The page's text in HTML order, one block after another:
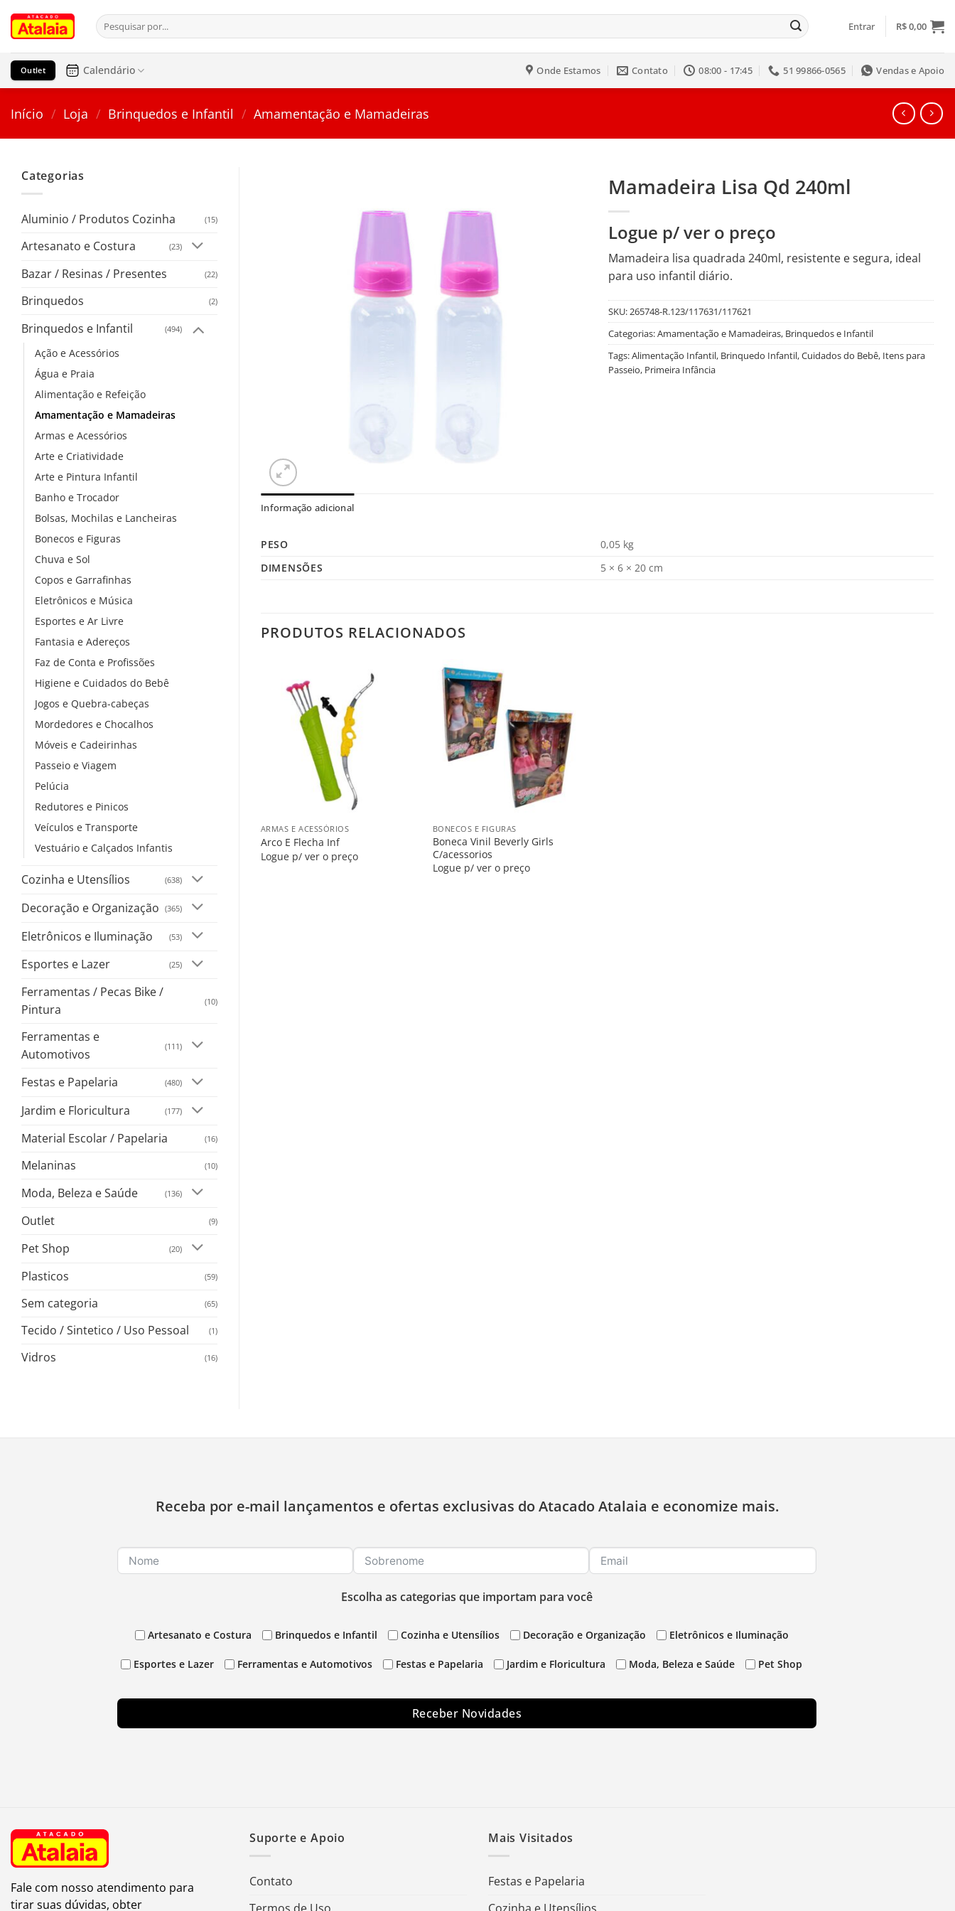
para
conteúdo
Pesquisar
por:
Entrar R$0,00
Outlet Calendário Onde Estamos Contato 08:00 - 17:45 51 99866-0565 Vendas e Apoio
Início / Loja / Brinquedos e Infantil / Amamentação e Mamadeiras
Categorias
Aluminio / Produtos Cozinha (15)
Artesanato e Costura (23)
Bazar / Resinas / Presentes (22)
Brinquedos (2)
Brinquedos e Infantil (494)
Ação e Acessórios
Água e Praia
Alimentação e Refeição
Amamentação e Mamadeiras
Armas e Acessórios
Arte e Criatividade
Arte e Pintura Infantil
Banho e Trocador
Bolsas, Mochilas e Lancheiras
Bonecos e Figuras
Chuva e Sol
Copos e Garrafinhas
Eletrônicos e Música
Esportes e Ar Livre
Fantasia e Adereços
Faz de Conta e Profissões
Higiene e Cuidados do Bebê
Jogos e Quebra-cabeças
Mordedores e Chocalhos
Móveis e Cadeirinhas
Passeio e Viagem
Pelúcia
Redutores e Pinicos
Veículos e Transporte
Vestuário e Calçados Infantis
Cozinha e Utensílios (638)
Decoração e Organização (365)
Eletrônicos e Iluminação (53)
Esportes e Lazer (25)
Ferramentas / Pecas Bike /
Pintura
(10)
Ferramentas e
Automotivos
(111)
Festas e Papelaria (480)
Jardim e Floricultura (177)
Material Escolar / Papelaria (16)
Melaninas (10)
Moda, Beleza e Saúde (136)
Outlet (9)
Pet Shop (20)
Plasticos (59)
Sem categoria (65)
Tecido / Sintetico / Uso Pessoal (1)
Vidros (16)
Mamadeira Lisa Qd 240ml
Logue p/ ver o preço
Mamadeira lisa quadrada 240ml, resistente e segura, ideal
para uso infantil diário.
SKU:265748-R.123/117631/117621
Categorias:Amamentação e Mamadeiras, Brinquedos e Infantil
Tags:Alimentação Infantil, Brinquedo Infantil,Cuidados do Bebê, Itens para
Passeio, Primeira Infância
Informação adicional
PESO
0,05 kg
DIMENSÕES
5 × 6 × 20 cm
PRODUTOS RELACIONADOS
ARMAS E ACESSÓRIOS
Arco E Flecha Inf
Logue p/ ver o preço
Lista
BONECOS E FIGURAS
Boneca Vinil Beverly Girls
C/acessorios
Logue p/ ver o preço
Receba por e-mail lançamentos e ofertas exclusivas do Atacado Atalaia e economize mais.
Escolha as categorias que importam para você
Artesanato e Costura Brinquedos e Infantil Cozinha e Utensílios Decoração e Organização Eletrônicos e Iluminação
Esportes e Lazer Ferramentas e Automotivos Festas e Papelaria Jardim e Floricultura Moda, Beleza e Saúde Pet Shop
Receber Novidades
Fale com nosso atendimento para
tirar suas dúvidas, obter
Suporte e Apoio
Contato
Mais Visitados
Festas e Papelaria